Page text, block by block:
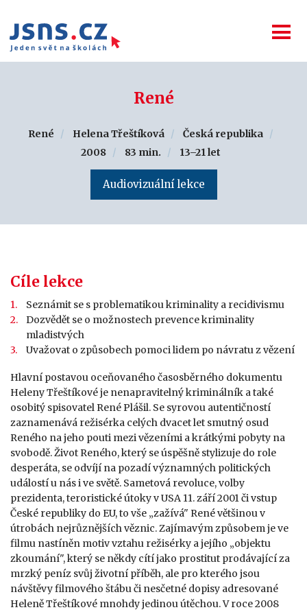
René
René Helena Třeštíková
Česká republika
2008
83 min. 13–21 let
Audiovizuální lekce
Cíle lekce
Seznámit se s problematikou kriminality a recidivismu
Dozvědět se o možnostech prevence kriminality
mladistvých
Uvažovat o způsobech pomoci lidem po návratu z vězení
Hlavní postavou oceňovaného časosběrného dokumentu
Heleny Třeštíkové je nenapravitelný kriminálník a také
osobitý spisovatel René Plášil. Se syrovou autentičností
zaznamenává režisérka celých dvacet let smutný osud
Reného na jeho pouti mezi vězeními a krátkými pobyty na
svobodě. Život Reného, který se úspěšně stylizuje do role
desperáta, se odvíjí na pozadí významných politických
událostí u nás i ve světě. Sametová revoluce, volby
prezidenta, teroristické útoky v USA 11. září 2001 či vstup
České republiky do EU, to vše „zažívá" René většinou v
útrobách nejrůznějších věznic. Zajímavým způsobem je ve
filmu nastíněn motiv vztahu režisérky a jejího „objektu
zkoumání", který se někdy cítí jako prostitut prodávající za
mrzký peníz svůj životní příběh, ale pro kterého jsou
návštěvy filmového štábu či nesčetné dopisy adresované
Heleně Třeštíkové mnohdy jedinou útěchou. V roce 2008